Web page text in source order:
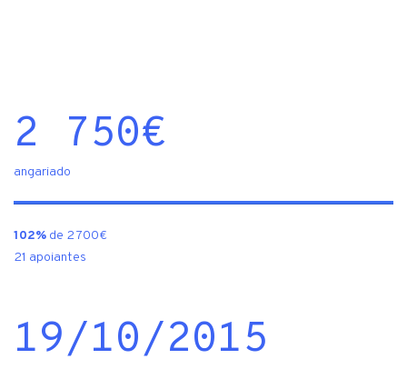
2 750€
angariado
102% de 2 700€
21 apoiantes
19/10/2015